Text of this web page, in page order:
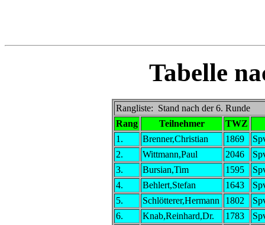
Tabelle
Rangliste: Stand nach der 6. Runde
Rang
Teilnehmer
TWZ
1.
Brenner,Christian 1869
2.
Wittmann,Paul 2046
3.
Bursian,Tim 1595
4.
Behlert,Stefan 1643
5.
Schlötterer,Hermann 1802
6.
Knab,Reinhard,Dr. 1783